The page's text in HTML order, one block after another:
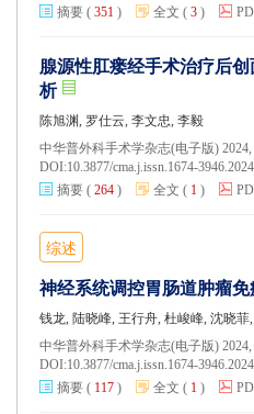
摘要 ( 351 ) 全文 ( 3 )
腺源性肛瘘经手术治疗后
析
陈旭渊, 罗仕云, 李文忠, 李毅
中华普外科手术学杂志(电子版) 2024,
DOI:10.3877/cma.j.issn.1674-
摘要 ( 264 ) 全文 ( 1 )
综述
神经系统调控胃肠道肿瘤
钱龙, 陆晓峰, 王行舟, 杜峻峰, 沈晓菲
中华普外科手术学杂志(电子版) 2024,
DOI:10.3877/cma.j.issn.1674-
摘要 ( 117 ) 全文 ( 1 )